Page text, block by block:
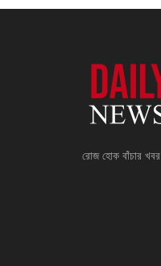
রোজ হোক বাঁচার খবর